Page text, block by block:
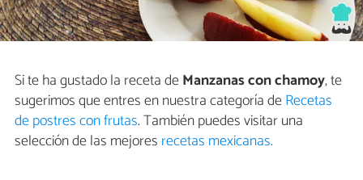
Si te ha gustado la receta deManzanas con chamoy, te
sugerimos que entres en nuestra categoría deRecetas
de postres con frutas. También puedes visitar una
selección de las mejores recetas mexicanas.